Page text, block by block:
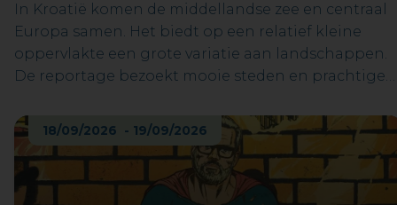
In Kroatië komen de middellandse zee en centraal
Europa samen. Het biedt op een relatief kleine
oppervlakte een grote variatie aan landschappen.
De reportage bezoekt mooie steden en prachtige
deel van het voormalige Joegoslavië. Het
combineert de grootsheid van de Alpen met de
charme van de Adriatische kust. Het betovert
bezoekers met zijn wondermooie natuur, rijke
18/09/2026 - 19/09/2026